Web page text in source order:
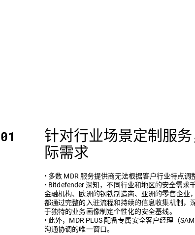
针对行业场景定制服
际需求
• 多数 MDR 服务提供商无法根据客户行业特点调
• Bitdefender 深知，不同行业和地区的安全需
金融机构、欧洲的钢铁制造商、亚洲的零售企业
都通过完整的入驻流程和持续的信息收集机制，
于独特的业务画像制定个性化的安全基线。
• 此外，MDR PLUS 配备专属安全客户经理（
沟通协调的唯一窗口。